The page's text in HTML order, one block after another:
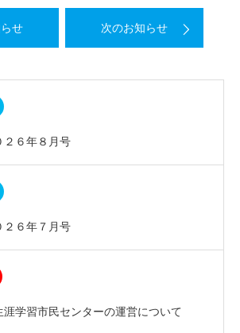
せ 次のお知らせ
２６年８月号
２６年７月号
涯学習市民センターの運営について